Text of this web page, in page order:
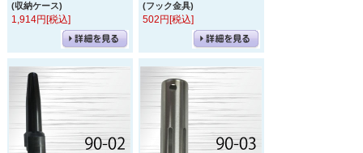
(収納ケース)
1,914円[税込]
(フック金具)
502円[税込]